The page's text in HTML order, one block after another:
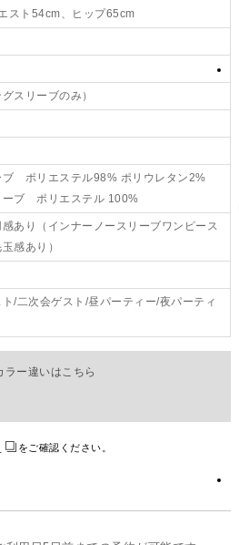
スト54cm、ヒップ65cm
スリーブのみ）
ブ ポリエステル98% ポリウレタン2%
ーブ ポリエステル 100%
あり（インナーノースリーブワンピース
感あり）
/二次会ゲスト/昼パーティー/夜パーティ
ラー違いはこちら
をご確認ください。